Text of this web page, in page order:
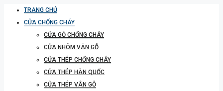
TRANG CHỦ
CỬA CHỐNG CHÁY
CỬA GỖ CHỐNG CHÁY
CỬA NHÔM VÂN GỖ
CỬA THÉP CHỐNG CHÁY
CỬA THÉP HÀN QUỐC
CỬA THÉP VÂN GỖ